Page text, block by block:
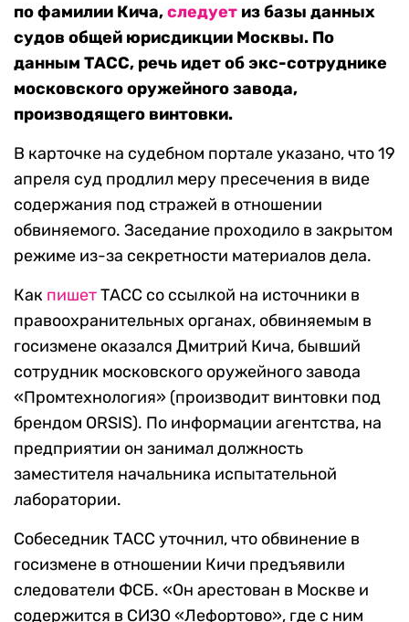
по фамилии Кича,следует из базы данных
судов общей юрисдикции Москвы. По
данным ТАСС, речь идет об экс-сотруднике
московского оружейного завода,
производящего винтовки.
В карточке на судебном портале указано, что 19
апреля суд продлил меру пресечения в виде
содержания под стражей в отношении
обвиняемого. Заседание проходило в закрытом
режиме из-за секретности материалов дела.
Как пишетТАСС со ссылкой на источники в
правоохранительных органах, обвиняемым в
госизмене оказался Дмитрий Кича, бывший
сотрудник московского оружейного завода
«Промтехнология» (производит винтовки под
брендом ORSIS). По информации агентства, на
предприятии он занимал должность
заместителя начальника испытательной
лаборатории.
Собеседник ТАСС уточнил, что обвинение в
госизмене в отношении Кичи предъявили
следователи ФСБ. «Он арестован в Москве и
содержится в СИЗО «Лефортово», где с ним